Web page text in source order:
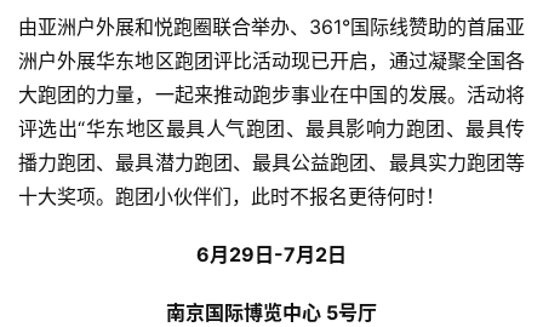
由亚洲户外展和悦跑圈联合举办、361°国际线赞助的首届亚
洲户外展华东地区跑团评比活动现已开启，通过凝聚全国各
大跑团的力量，一起来推动跑步事业在中国的发展。活动将
评选出“华东地区最具人气跑团、最具影响力跑团、最具传
播力跑团、最具潜力跑团、最具公益跑团、最具实力跑团等
十大奖项。跑团小伙伴们，此时不报名更待何时！
6月29日-7月2日
南京国际博览中心 5号厅